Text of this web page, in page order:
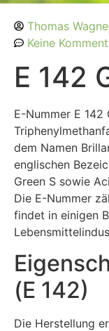
Thomas
Keine
E 142
E-Nummer E
dem Namen
englischen
Green S sowie
Die E-Nummer
findet in einigen
(E 142)
Die Herstellung